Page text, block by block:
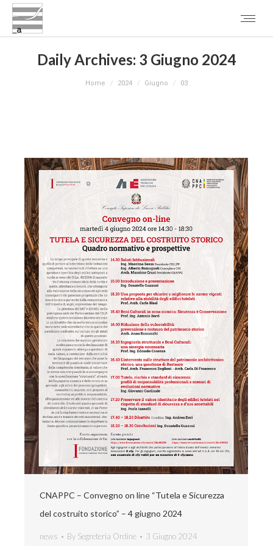
Daily Archives: 3 Giugno 2024
Home 2024 Giugno 03
CNAPPC – Convegno on line “Tutela e Sicurezza
del costruito storico” – 4 giugno 2024
news By Segreteria Ordine 3 Giugno 2024